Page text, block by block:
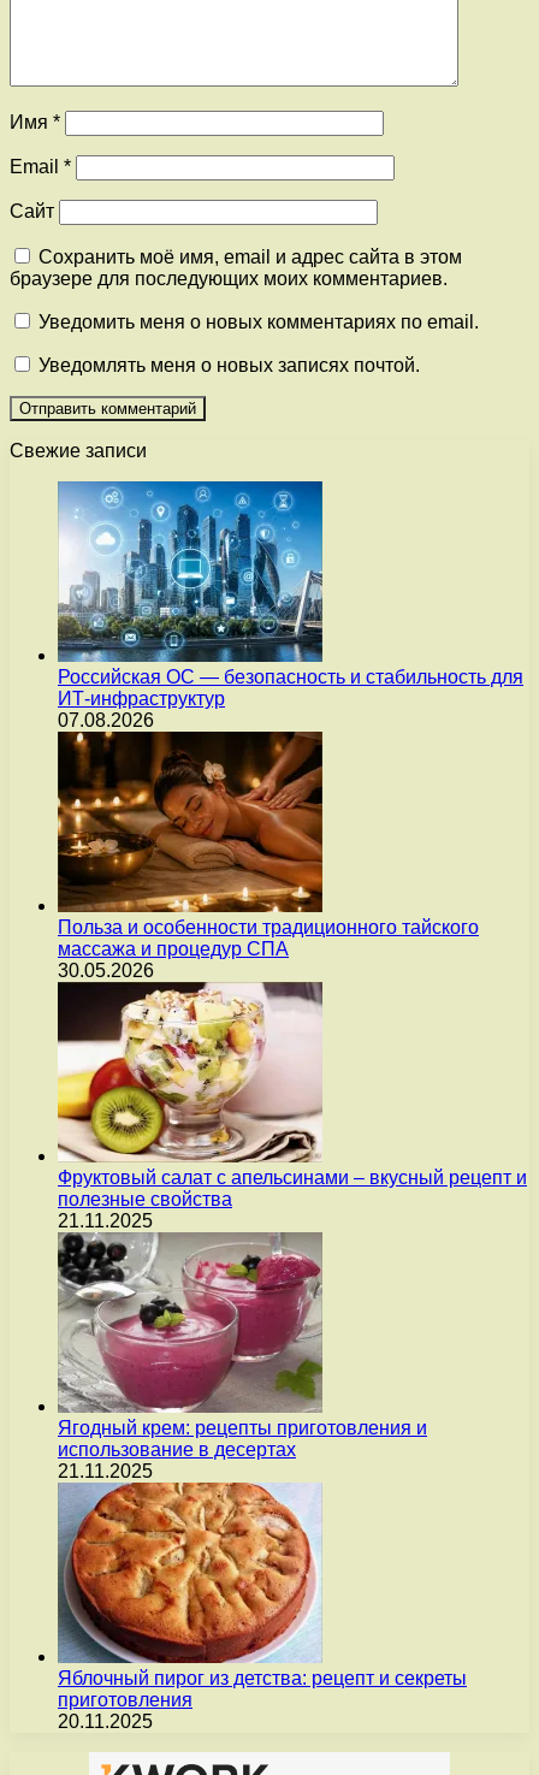
Имя *
Email *
Сайт
Сохранить моё имя, email и адрес сайта в этом
браузере для последующих моих комментариев.
Уведомить меня о новых комментариях по email.
Уведомлять меня о новых записях почтой.
Свежие записи
Российская ОС — безопасность и стабильность для
ИТ-инфраструктур
07.08.2026
Польза и особенности традиционного тайского
массажа и процедур СПА
30.05.2026
Фруктовый салат с апельсинами – вкусный рецепт и
полезные свойства
21.11.2025
Ягодный крем: рецепты приготовления и
использование в десертах
21.11.2025
Яблочный пирог из детства: рецепт и секреты
приготовления
20.11.2025